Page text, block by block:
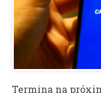
Termina na